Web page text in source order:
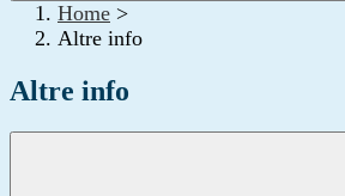
Home >
Altre info
Altre info